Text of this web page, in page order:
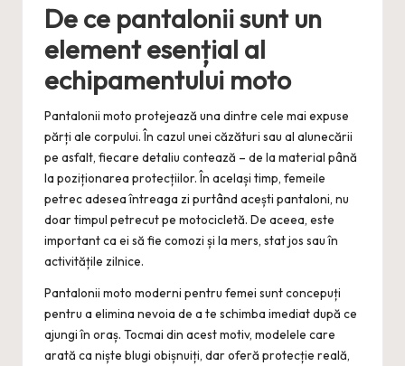
De ce pantalonii sunt un
element esențial al
echipamentului moto
Pantalonii moto protejează una dintre cele mai expuse
părți ale corpului. În cazul unei căzături sau al alunecării
pe asfalt, fiecare detaliu contează – de la material până
la poziționarea protecțiilor. În același timp, femeile
petrec adesea întreaga zi purtând acești pantaloni, nu
doar timpul petrecut pe motocicletă. De aceea, este
important ca ei să fie comozi și la mers, stat jos sau în
activitățile zilnice.
Pantalonii moto moderni pentru femei sunt concepuți
pentru a elimina nevoia de a te schimba imediat după ce
ajungi în oraș. Tocmai din acest motiv, modelele care
arată ca niște blugi obișnuiți, dar oferă protecție reală,